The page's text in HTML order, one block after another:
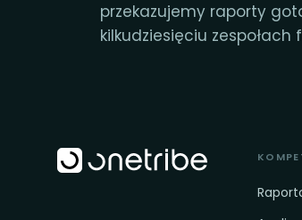
przekazujemy raporty
kilkudziesięciu